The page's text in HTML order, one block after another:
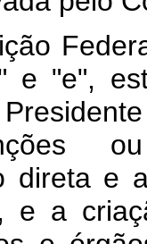
e "e",
direta e
e a